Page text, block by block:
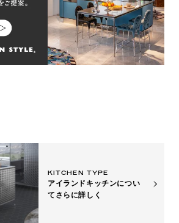
KITCHEN TYPE
アイランドキッチンについ
て さらに詳しく